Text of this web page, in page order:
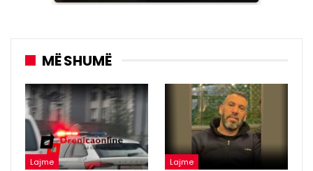
MË SHUMË
Lajme Lajme